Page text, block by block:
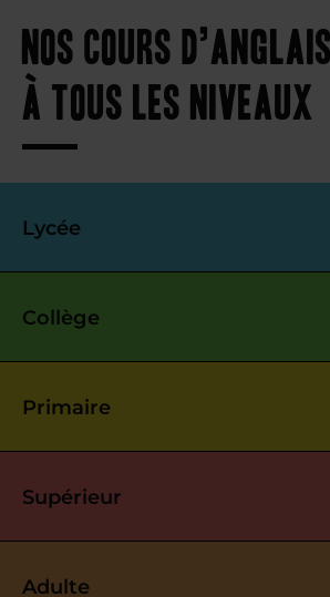
Nos cours
à tous les niveaux
Lycée
Collège
Primaire
Supérieur
Adulte